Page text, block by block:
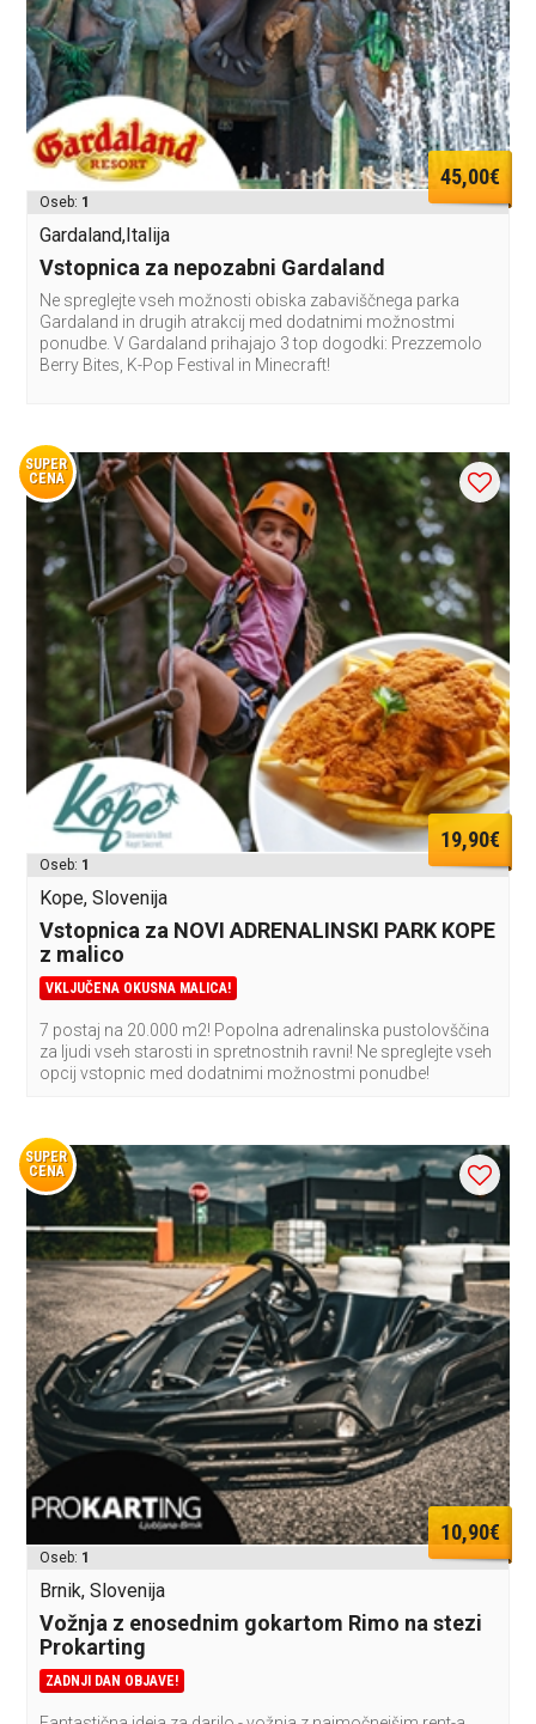
45,00€
Oseb: 1
Gardaland,Italija
Vstopnica za nepozabni Gardaland
Ne spreglejte vseh možnosti obiska zabaviščnega parka
Gardaland in drugih atrakcij med dodatnimi možnostmi
ponudbe. V Gardaland prihajajo 3 top dogodki: Prezzemolo
Berry Bites, K-Pop Festival in Minecraft!
SUPER
CENA
19,90€
Oseb: 1
Kope, Slovenija
Vstopnica za NOVI ADRENALINSKI PARK KOPE
z malico
VKLJUČENA OKUSNA MALICA!
7 postaj na 20.000 m2! Popolna adrenalinska pustolovščina
za ljudi vseh starosti in spretnostnih ravni! Ne spreglejte vseh
opcij vstopnic med dodatnimi možnostmi ponudbe!
SUPER
CENA
10,90€
Oseb: 1
Brnik, Slovenija
Vožnja z enosednim gokartom Rimo na stezi
Prokarting
ZADNJI DAN OBJAVE!